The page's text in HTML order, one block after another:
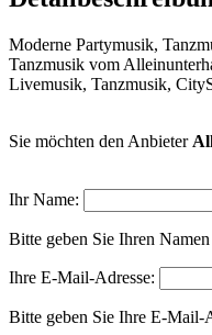
Moderne Partymusik,
Tanzmusik vom
Livemusik, Tanzmusik,
Sie möchten den Anbieter
Ihr Name:
Bitte geben Sie Ihren
Ihre E-Mail-Adresse:
Bitte geben Sie Ihre E-Mail-